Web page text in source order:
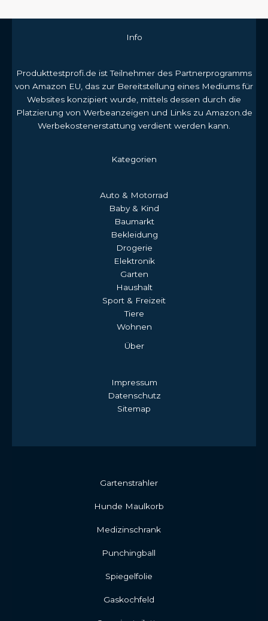
Info
Produkttestprofi.de ist Teilnehmer des Partnerprogramms
von Amazon EU, das zur Bereitstellung eines Mediums für
Websites konzipiert wurde, mittels dessen durch die
Platzierung von Werbeanzeigen und Links zu Amazon.de
Werbekostenerstattung verdient werden kann.
Kategorien
Auto & Motorrad
Baby & Kind
Baumarkt
Bekleidung
Drogerie
Elektronik
Garten
Haushalt
Sport & Freizeit
Tiere
Wohnen
Über
Impressum
Datenschutz
Sitemap
Gartenstrahler
Hunde Maulkorb
Medizinschrank
Punchingball
Spiegelfolie
Gaskochfeld